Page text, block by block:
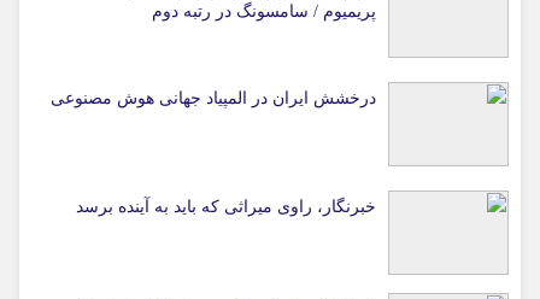
پریمیوم / سامسونگ در رتبه دوم
درخشش ایران در المپیاد جهانی هوش مصنوعی
خبرنگار، راوی میراثی که باید به آینده برسد